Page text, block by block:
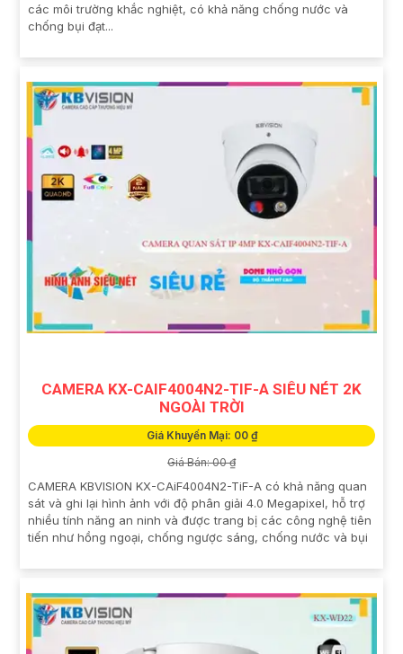
các môi trường khắc nghiệt, có khả năng chống nước và
chống bụi đạt...
CAMERA KX-CAIF4004N2-TIF-A SIÊU NÉT 2K
NGOÀI TRỜI
Giá Khuyến Mại: 00 ₫
Giá Bán: 00 ₫
CAMERA KBVISION KX-CAiF4004N2-TiF-A có khả năng quan
sát và ghi lại hình ảnh với độ phân giải 4.0 Megapixel, hỗ trợ
nhiều tính năng an ninh và được trang bị các công nghệ tiên
tiến như hồng ngoại, chống ngược sáng, chống nước và bụi